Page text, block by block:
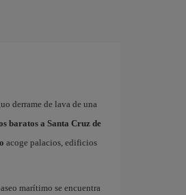
derrame de lava de una
baratos a Santa Cruz de
acoge palacios, edificios
marítimo se encuentra